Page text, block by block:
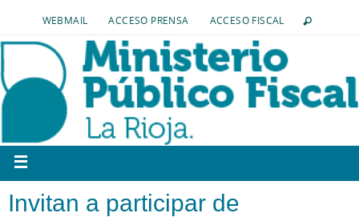
WEBMAIL ACCESO PRENSA ACCESO FISCAL
Invitan a participar de